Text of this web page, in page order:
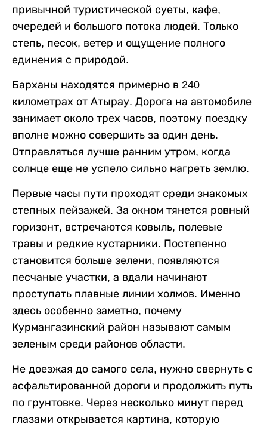
привычной туристической суеты, кафе,
очередей и большого потока людей. Только
степь, песок, ветер и ощущение полного
единения с природой.
Барханы находятся примерно в 240
километрах от Атырау. Дорога на автомобиле
занимает около трех часов, поэтому поездку
вполне можно совершить за один день.
Отправляться лучше ранним утром, когда
солнце еще не успело сильно нагреть землю.
Первые часы пути проходят среди знакомых
степных пейзажей. За окном тянется ровный
горизонт, встречаются ковыль, полевые
травы и редкие кустарники. Постепенно
становится больше зелени, появляются
песчаные участки, а вдали начинают
проступать плавные линии холмов. Именно
здесь особенно заметно, почему
Курмангазинский район называют самым
зеленым среди районов области.
Не доезжая до самого села, нужно свернуть с
асфальтированной дороги и продолжить путь
по грунтовке. Через несколько минут перед
глазами открывается картина, которую